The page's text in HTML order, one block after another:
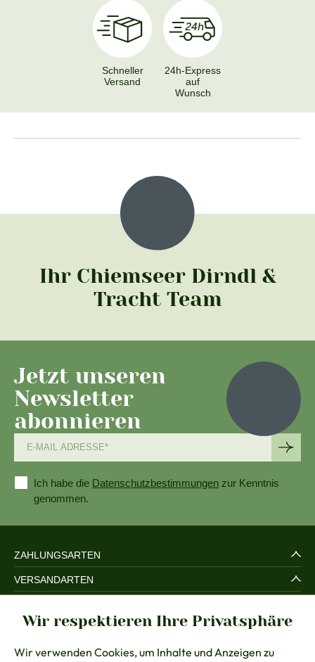
Schneller
Versand
24h-Express
auf
Wunsch
Ihr Chiemseer Dirndl &
Tracht Team
Jetzt unseren
Newsletter
abonnieren
Ich habe die Datenschutzbestimmungen zur Kenntnis
genommen.
ZAHLUNGSARTEN
VERSANDARTEN
RECHTLICHES
BERATUNG
Wir respektieren Ihre Privatsphäre
Wir verwenden Cookies, um Inhalte und Anzeigen zu